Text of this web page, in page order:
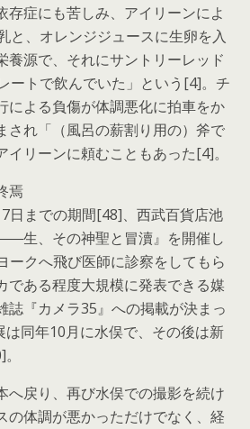
存症にも苦しみ、アイリーンによ
と、オレンジジュースに生卵を入
養源で、それにサントリーレッド
ートで飲んでいた」という[4]。チ
による負傷が体調悪化に拍車をか
され「（風呂の薪割り用の）斧で
リーンに頼むこともあった[4]。
焉
日までの期間[48]、西武百貨店池
生、その神聖と冒瀆』を開催し
ークへ飛び医師に診察をしてもら
である程度大規模に発表できる媒
誌『カメラ35』への掲載が決まっ
同年10月に水俣で、その後は新
へ戻り、再び水俣での撮影を続け
の体調が悪かっただけでなく、経